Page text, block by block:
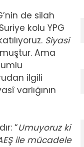
de silah
kolu YPG
Siyasi
Ama
ilgili
varlığının
“Umuyoruz ki
ile mücadele